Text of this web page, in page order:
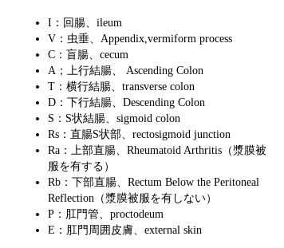
I：回腸、ileum
V：虫垂、Appendix,vermiform process
C：盲腸、cecum
A；上行結腸、 Ascending Colon
T：横行結腸、transverse colon
D：下行結腸、Descending Colon
S：S状結腸、sigmoid colon
Rs：直腸S状部、rectosigmoid junction
Ra：上部直腸、Rheumatoid Arthritis（漿膜被
服を有する）
Rb：下部直腸、Rectum Below the Peritoneal
Reflection（漿膜被服を有しない）
P：肛門管、proctodeum
E：肛門周囲皮膚、external skin